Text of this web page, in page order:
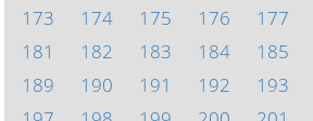
173
174 175 176 177
181
182 183 184 185
189
190 191 192 193